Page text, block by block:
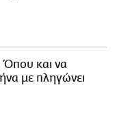
Όπου και να
με πληγώνει